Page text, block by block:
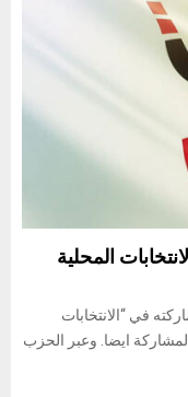
المحلية
في “الانتخابات
ايضا. وعبر الحزب